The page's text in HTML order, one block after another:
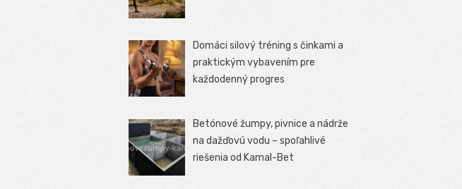
Domáci silový tréning s činkami a
praktickým vybavením pre
každodenný progres
Betónové žumpy, pivnice a nádrže
na dažďovú vodu – spoľahlivé
riešenia od Kamal-Bet